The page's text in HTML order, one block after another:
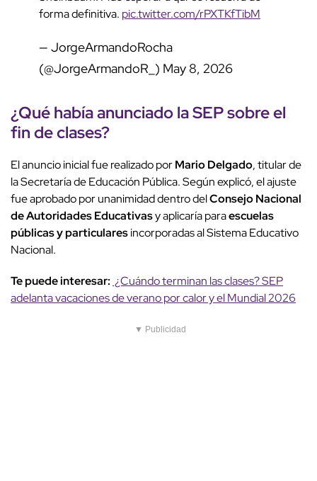
forma definitiva. pic.twitter.com/rPXTKfTibM
— JorgeArmandoRocha
(@JorgeArmandoR_) May 8, 2026
¿Qué había anunciado laSEPsobre el
fin de clases?
El anuncio inicial fue realizado porMario Delgado, titular de
la Secretaría de Educación Pública. Según explicó, el ajuste
fue aprobado por unanimidad dentro delConsejo Nacional
de Autoridades Educativasy aplicaría paraescuelas
públicas y particularesincorporadas al Sistema Educativo
Nacional.
Te puede interesar: ¿Cuándo terminan las clases? SEP
adelanta vacaciones de verano por calor y el Mundial 2026
▼ Publicidad